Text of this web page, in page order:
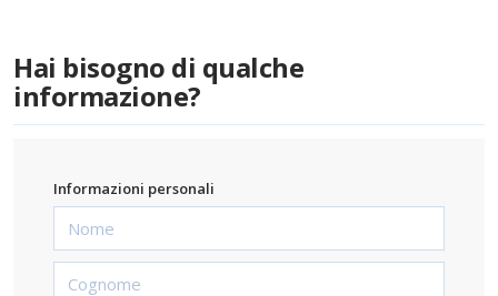
Hai bisogno di qualche
informazione?
Informazioni personali